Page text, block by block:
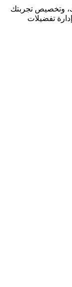
وتخصيص تجربتك
تفضيلات